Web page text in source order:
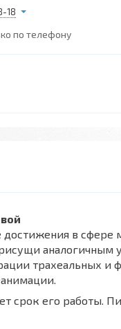
18
по телефону
достижения в
аналогичным
трахеальных и
срок его работы.